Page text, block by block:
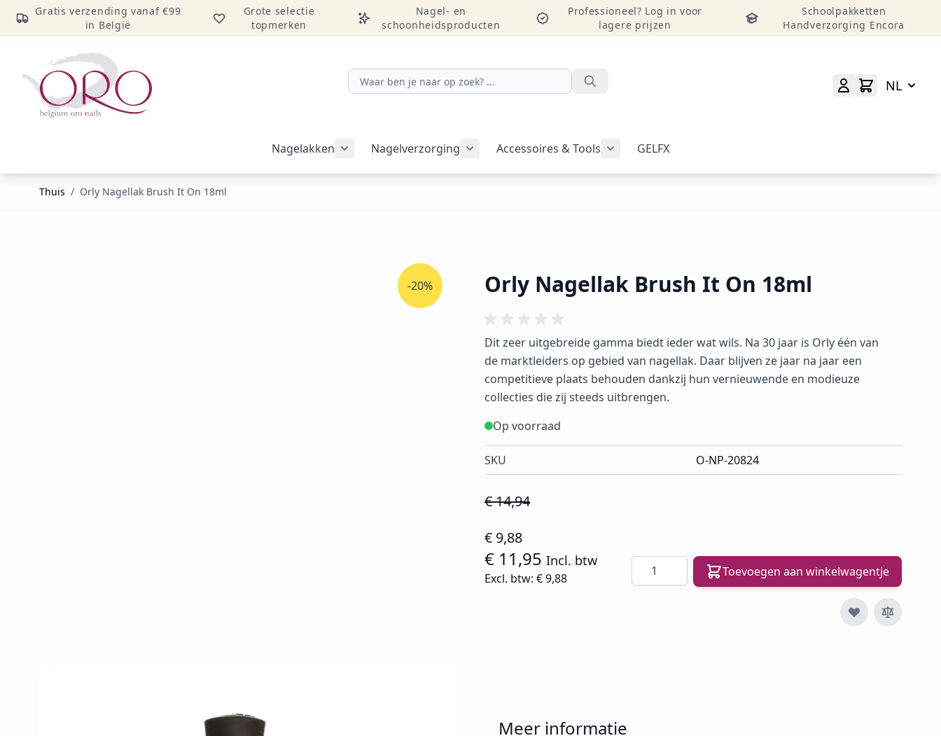
Gratis verzending vanaf €99
in België
Grote selectie
topmerken
Nagel- en
schoonheidsproducten
Professioneel? Log in voor
lagere prijzen
Schoolpakketten
Handverzorging Encora
Ga naar inhoud
Zoeken
NL
Nagelakken
Nagelverzorging
Accessoires & Tools
GELFX
Thuis / Orly Nagellak Brush It On 18ml
Orly Nagellak Brush It On 18ml
-20%
Dit zeer uitgebreide gamma biedt ieder wat wils. Na 30 jaar is Orly één van
de marktleiders op gebied van nagellak. Daar blijven ze jaar na jaar een
competitieve plaats behouden dankzij hun vernieuwende en modieuze
collecties die zij steeds uitbrengen.
Op voorraad
SKU O-NP-20824
€ 14,94
€ 9,88
€ 11,95 Incl. btw
Excl. btw: € 9,88
Aantal Toevoegen aan winkelwagentje
Orly Nagellak Brush It On 18ml Meer informatie